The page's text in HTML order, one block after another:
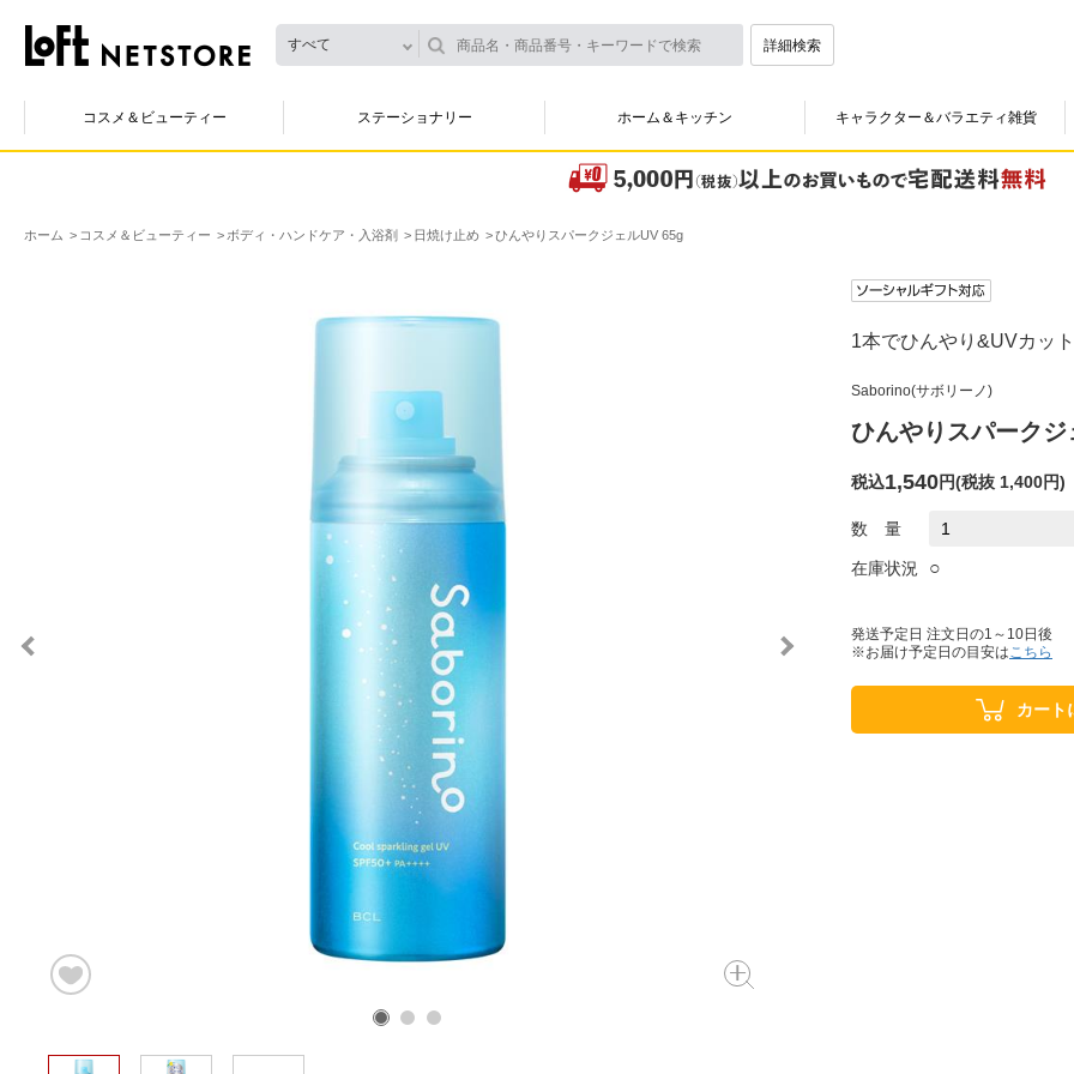
すべて 詳細検索
コスメ＆ビューティー ステーショナリー ホーム＆キッチン キャラクター＆バラエティ雑貨
ホーム コスメ＆ビューティー ボディ・ハンドケア・入浴剤 日焼け止め ひんやりスパークジェルUV 65g
1本でひんやり&UVカッ
Saborino(サボリーノ)
ひんやりスパークジ
税込1,540円(税抜 1,400円)
数 量
在庫状況 ○
発送予定日 注文日の1～10日後
※お届け予定日の目安はこちら
カート